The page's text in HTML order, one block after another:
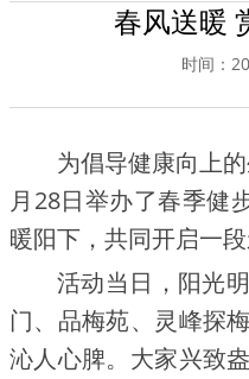
春风送暖
时间：
为倡导健康向上
月28日举办了春季健
暖阳下，共同开启一
活动当日，阳光
门、品梅苑、灵峰探
沁人心脾。大家兴致